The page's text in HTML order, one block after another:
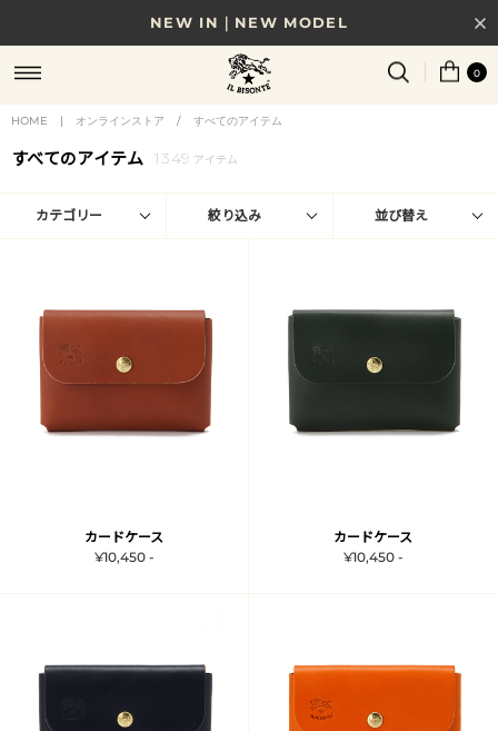
NEW IN｜NEW MODEL
8/17(月)10時まで｜税込11,000円以上で送料無料
贈る相手やシーンから選べる、新しいギフトガイド
NEW IN｜COLOR LEATHER
0
HOME | オンラインストア / すべてのアイテム
すべてのアイテム 1349 アイテム
カテゴリー 絞り込み 並び替え
カードケース
¥10,450 -
カードケース
¥10,450 -